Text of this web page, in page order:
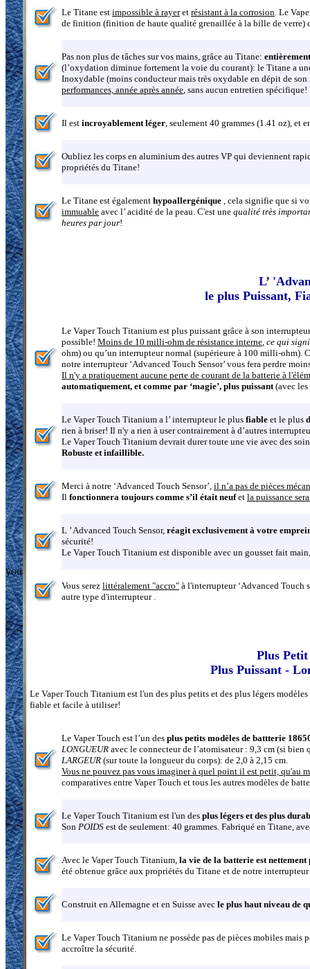
you
Le Titane est impossible à rayeret résistant à la corrosion. Le
de finition (finition de haute qualité grenaillée à la bille de verre)
Pas non plus de tâches sur vos mains, grâce au Titane:
(l’oxydation diminue fortement la voie du courant): le Titane a
Inoxydable (moins conducteur mais très oxydable en dépit de
performances, année après année, sans aucun entretien
Il est incroyablement léger, seulement 40 grammes (1.41 oz), et
Oubliez les corps en aluminium des autres VP qui deviennent
propriétés du Titane!
Le Titane est également hypoallergénique , cela signifie que si
immuable avec l’ acidité de la peau. C'est une qualité très
heures par jour!
L’
le plus Puissant,
Le Vaper Touch Titanium est plus puissant grâce à son
possible! Moins de 10 milli-ohm de résistance interne, ce qui
ohm) ou qu’un interrupteur normal (supérieure à 100 milli-ohm).
notre interrupteur ‘Advanced Touch Sensor’ vous fera perdre
Il n'y a pratiquement aucune perte de courant de la batterie à
automatiquement, et comme par ‘magie’, plus puissant(avec
Le Vaper Touch Titanium a l’ interrupteur le plus fiable et le plus
rien à briser! Il n'y a rien à user contrairement à d’autres
Le Vaper Touch Titanium devrait durer toute une vie avec des
Robuste et infaillible.
Merci à notre ‘Advanced Touch Sensor’, il n’a pas de pièces
Il fonctionnera toujours comme s’il était neufet la puissance
L ’ Advanced Touch Sensor, réagit exclusivement à votre
sécurité!
Le Vaper Touch Titanium est disponible avec un gousset fait
Vous serez littéralement "accro" à l'interrupteur ‘Advanced Touch
autre type d'interrupteur .
Plus
Plus Puissant -
Le Vaper Touch Titanium est l'un des plus petits et des plus légers
fiable et facile à utiliser!
Le Vaper Touch est l’un des plus petits modèles de battterie
LONGUEUR avec le connecteur de l’atomisateur : 9,3 cm (si
LARGEUR (sur toute la longueur du corps): de 2,0 à 2,15 cm.
Vous ne pouvez pas vous imaginer à quel point il est petit, qu'au
comparatives entre Vaper Touch et tous les autres modèles de
Le Vaper Touch Titanium est l'un des plus légers et des plus
Son POIDS est de seulement: 40 grammes. Fabriqué en Titane,
Avec le Vaper Touch Titanium, la vie de la batterie est nettement
été obtenue grâce aux propriétés du Titane et de notre interrupteur
Construit en Allemagne et en Suisse avec le plus haut niveau de
Le Vaper Touch Titanium ne possède pas de pièces mobiles
accroître la sécurité.